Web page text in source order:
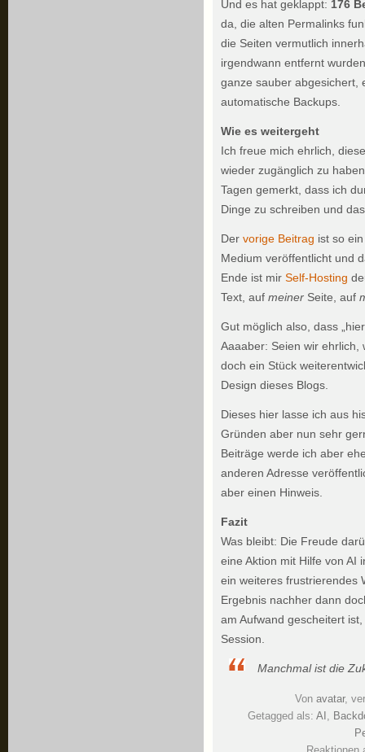
Und es hat geklappt: 176
da, die alten Permalinks
die Seiten vermutlich
irgendwann entfernt
ganze sauber abgesichert,
automatische Backups.
Wie es weitergeht
Ich freue mich ehrlich,
wieder zugänglich zu
Tagen gemerkt, dass ich
Dinge zu schreiben und
Der vorige Beitrag ist so
Medium veröffentlicht und
Ende ist mir Self-Hosting
Text, auf meiner Seite, auf
Gut möglich also, dass
Aaaaber: Seien wir
doch ein Stück
Design dieses Blogs.
Dieses hier lasse ich aus
Gründen aber nun sehr
Beiträge werde ich aber
anderen Adresse
aber einen Hinweis.
Fazit
Was bleibt: Die Freude
eine Aktion mit Hilfe von AI
ein weiteres frustrierendes
Ergebnis nachher dann
am Aufwand gescheitert
Session.
Manchmal ist die
Von avatar,
Getagged als: AI ,